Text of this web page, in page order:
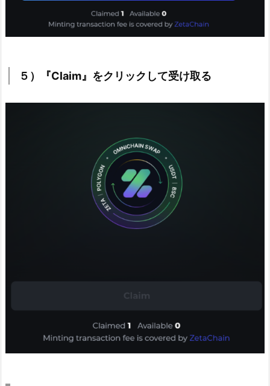
５）『Claim』をクリックして受け取る